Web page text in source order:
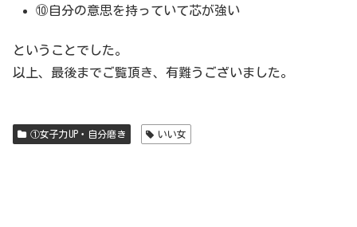
⑩自分の意思を持っていて芯が強い
ということでした。
以上、最後までご覧頂き、有難うございました。
①女子力UP・自分磨き いい女